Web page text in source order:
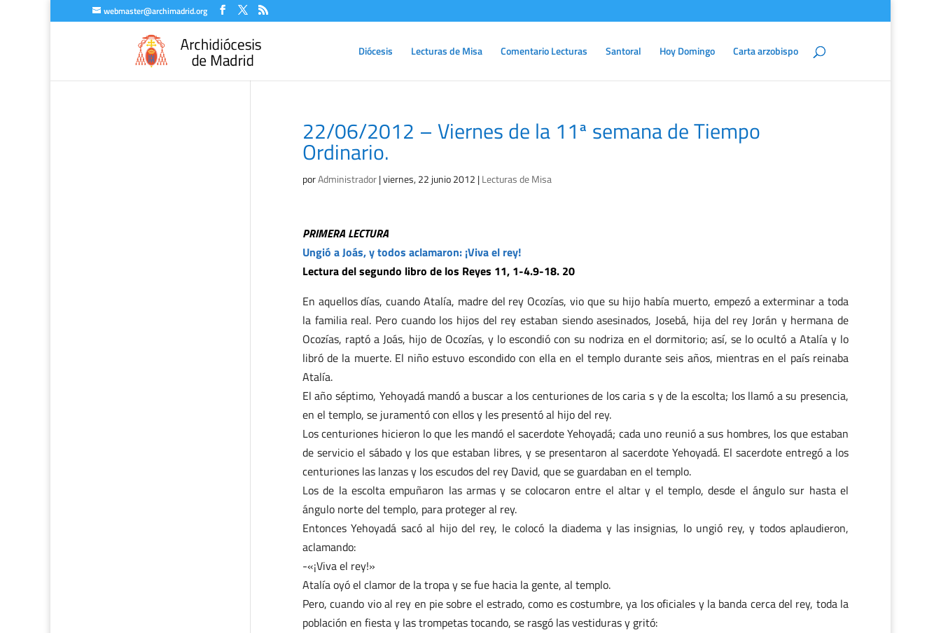
webmaster@archimadrid.org
Diócesis Lecturas de Misa Comentario Lecturas Santoral Hoy Domingo Carta arzobispo
22/06/2012 – Viernes de la 11ª semana de Tiempo
Ordinario.
porAdministrador|viernes, 22 junio 2012 |Lecturas de Misa
PRIMERA LECTURA
Ungió a Joás, y todos aclamaron: ¡Viva el rey!
Lectura del segundo libro de los Reyes 11, 1-4.9-18. 20
En aquellos días, cuando Atalía, madre del rey Ocozías, vio que su hijo había muerto, empezó a exterminar a toda
la familia real. Pero cuando los hijos del rey estaban siendo asesinados, Josebá, hija del rey Jorán y hermana de
Ocozías, raptó a Joás, hijo de Ocozías, y lo escondió con su nodriza en el dormitorio; así, se lo ocultó a Atalía y lo
libró de la muerte. El niño estuvo escondido con ella en el templo durante seis años, mientras en el país reinaba
Atalía.
El año séptimo, Yehoyadá mandó a buscar a los centuriones de los caria s y de la escolta; los llamó a su presencia,
en el templo, se juramentó con ellos y les presentó al hijo del rey.
Los centuriones hicieron lo que les mandó el sacerdote Yehoyadá; cada uno reunió a sus hombres, los que estaban
de servicio el sábado y los que estaban libres, y se presentaron al sacerdote Yehoyadá. El sacerdote entregó a los
centuriones las lanzas y los escudos del rey David, que se guardaban en el templo.
Los de la escolta empuñaron las armas y se colocaron entre el altar y el templo, desde el ángulo sur hasta el
ángulo norte del templo, para proteger al rey.
Entonces Yehoyadá sacó al hijo del rey, le colocó la diadema y las insignias, lo ungió rey, y todos aplaudieron,
aclamando:
-«¡Viva el rey!»
Atalía oyó el clamor de la tropa y se fue hacia la gente, al templo.
Pero, cuando vio al rey en pie sobre el estrado, como es costumbre, ya los oficiales y la banda cerca del rey, toda la
población en fiesta y las trompetas tocando, se rasgó las vestiduras y gritó: